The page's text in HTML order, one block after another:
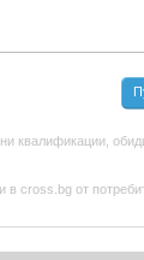
квалификации,
cross.bg от